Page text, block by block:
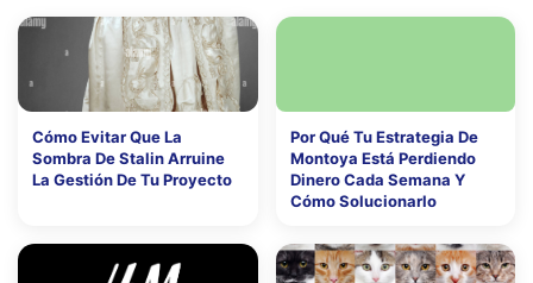
Cómo Evitar Que La
Sombra De Stalin Arruine
La Gestión De Tu Proyecto
Por Qué Tu Estrategia De
Montoya Está Perdiendo
Dinero Cada Semana Y
Cómo Solucionarlo